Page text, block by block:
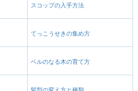
スコップの入手方法
てっこうせきの集め方
ベルのなる木の育て方